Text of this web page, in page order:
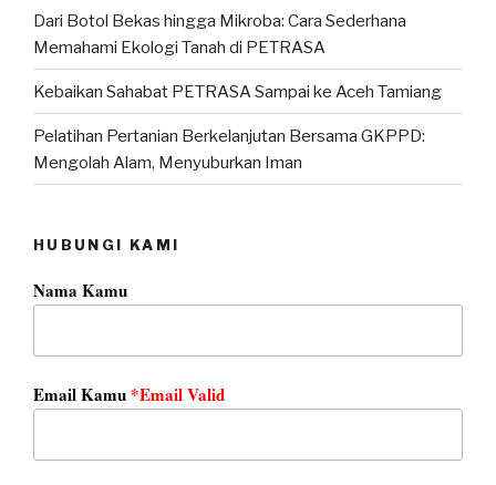
Dari Botol Bekas hingga Mikroba: Cara Sederhana
Memahami Ekologi Tanah di PETRASA
Kebaikan Sahabat PETRASA Sampai ke Aceh Tamiang
Pelatihan Pertanian Berkelanjutan Bersama GKPPD:
Mengolah Alam, Menyuburkan Iman
HUBUNGI KAMI
Nama Kamu
Email Kamu *Email Valid